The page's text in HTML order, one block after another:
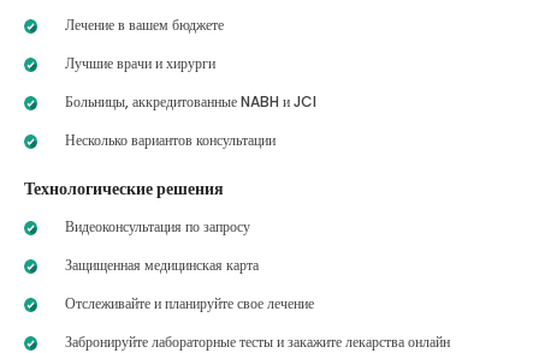
Лечение в вашем бюджете
Лучшие врачи и хирурги
Больницы, аккредитованные NABH и JCI
Несколько вариантов консультации
Технологические решения
Видеоконсультация по запросу
Защищенная медицинская карта
Отслеживайте и планируйте свое лечение
Забронируйте лабораторные тесты и закажите лекарства онлайн